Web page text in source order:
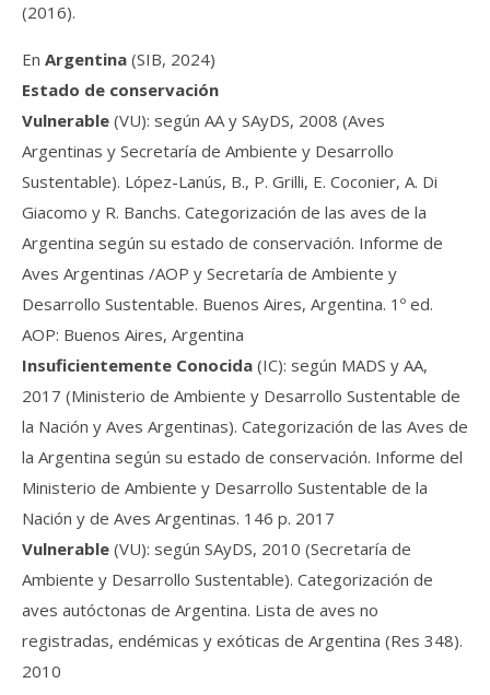
(2016).
En Argentina (SIB, 2024)
Estado de conservación
Vulnerable (VU): según AA y SAyDS, 2008 (Aves
Argentinas y Secretaría de Ambiente y Desarrollo
Sustentable). López-Lanús, B., P. Grilli, E. Coconier, A. Di
Giacomo y R. Banchs. Categorización de las aves de la
Argentina según su estado de conservación. Informe de
Aves Argentinas /AOP y Secretaría de Ambiente y
Desarrollo Sustentable. Buenos Aires, Argentina. 1º ed.
AOP: Buenos Aires, Argentina
Insuficientemente Conocida (IC): según MADS y AA,
2017 (Ministerio de Ambiente y Desarrollo Sustentable de
la Nación y Aves Argentinas). Categorización de las Aves de
la Argentina según su estado de conservación. Informe del
Ministerio de Ambiente y Desarrollo Sustentable de la
Nación y de Aves Argentinas. 146 p. 2017
Vulnerable (VU): según SAyDS, 2010 (Secretaría de
Ambiente y Desarrollo Sustentable). Categorización de
aves autóctonas de Argentina. Lista de aves no
registradas, endémicas y exóticas de Argentina (Res 348).
2010